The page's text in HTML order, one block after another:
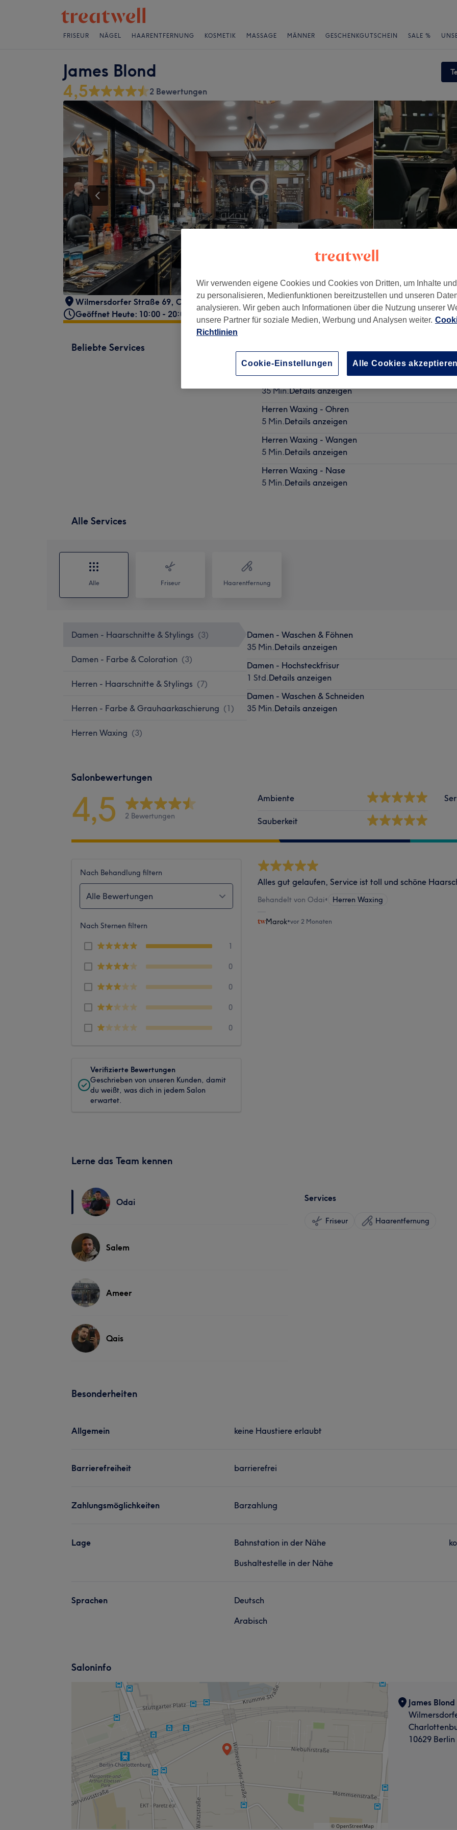
FRISEUR NÄGEL HAARENTFERNUNG KOSMETIK MASSAGE MÄNNER GESCHENKGUTSCHEIN SALE %
James Blond
4,5 2 Bewertungen
Wilmersdorfer Straße 69, Charlottenburg, Berlin, 10629
Geöffnet Heute: 10:00 - 20:00
Beliebte Services
30 Min.Details anzeigen
Damen - Waschen & Schneiden
35 Min.Details anzeigen
Herren Waxing - Ohren
5 Min.Details anzeigen
Herren Waxing - Wangen
5 Min.Details anzeigen
Herren Waxing - Nase
5 Min.Details anzeigen
Alle Services
Alle Friseur Haarentfernung
Damen - Haarschnitte & Stylings (3)
Damen - Farbe & Coloration (3)
Herren - Haarschnitte & Stylings (7)
Herren - Farbe & Grauhaarkaschierung (1)
Herren Waxing (3)
Damen - Waschen & Föhnen
35 Min.Details anzeigen
Damen - Hochsteckfrisur
1 Std.Details anzeigen
Damen - Waschen & Schneiden
35 Min.Details anzeigen
Salonbewertungen
4,5 2 Bewertungen
Ambiente
Sauberkeit
Nach Behandlung filtern
Alle Bewertungen
Nach Sternen filtern
1
0
0
0
0
Verifizierte Bewertungen
Geschrieben von unseren Kunden, damit
du weißt, was dich in jedem Salon
erwartet.
Alles gut gelaufen, Service ist toll und schöne
Behandelt von Odai• Herren Waxing
Marok•vor 2 Monaten
Lerne das Team kennen
Odai
Salem
Ameer
Qais
Services
Friseur Haarentfernung
Besonderheiten
Allgemein keine Haustiere erlaubt
Barrierefreiheit barrierefrei
Zahlungsmöglichkeiten Barzahlung
Lage
Bahnstation in der Nähe
Bushaltestelle in der Nähe
Sprachen
Deutsch
Arabisch
Saloninfo
James Blond
10629 Berlin
Wir verwenden eigene Cookies und Cookies von Dritten, um Inhalte
zu personalisieren, Medienfunktionen bereitzustellen und unseren
analysieren. Wir geben auch Informationen über die Nutzung unserer
unsere Partner für soziale Medien, Werbung und Analysen weiter.
Richtlinien
Cookie-Einstellungen Alle Cookies akzeptieren